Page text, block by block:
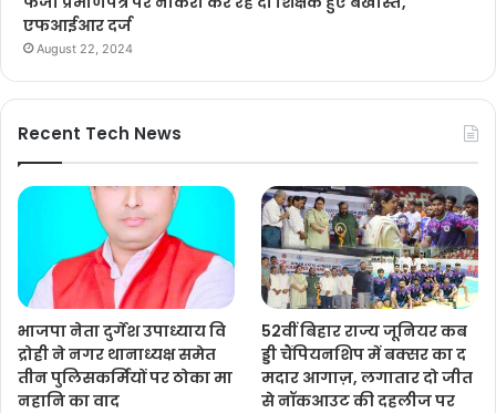
एफआईआर दर्ज
August 22, 2024
Recent Tech News
भाजपा नेता दुर्गेश उपाध्याय वि
द्रोही ने नगर थानाध्यक्ष समेत
तीन पुलिसकर्मियों पर ठोका मा
नहानि का वाद
52वीं बिहार राज्य जूनियर कब
ड्डी चैंपियनशिप में बक्सर का द
मदार आगाज़, लगातार दो जीत
से नॉकआउट की दहलीज पर